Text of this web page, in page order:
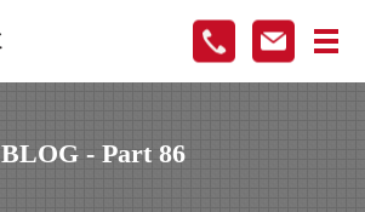
メ
BLOG - Part 86